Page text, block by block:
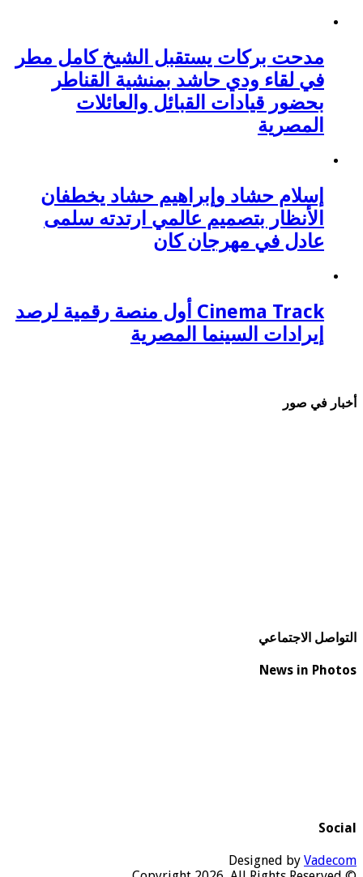
مدحت بركات يستقبل الشيخ كامل مطر
في لقاء ودي حاشد بمنشية القناطر
بحضور قيادات القبائل والعائلات
المصرية
إسلام حشاد وإبراهيم حشاد يخطفان
الأنظار بتصميم عالمي ارتدته سلمى
عادل في مهرجان كان
Cinema Track أول منصة رقمية لرصد
إيرادات السينما المصرية
أخبار في صور
التواصل الاجتماعي
News in Photos
Social
Designed by Vadecom